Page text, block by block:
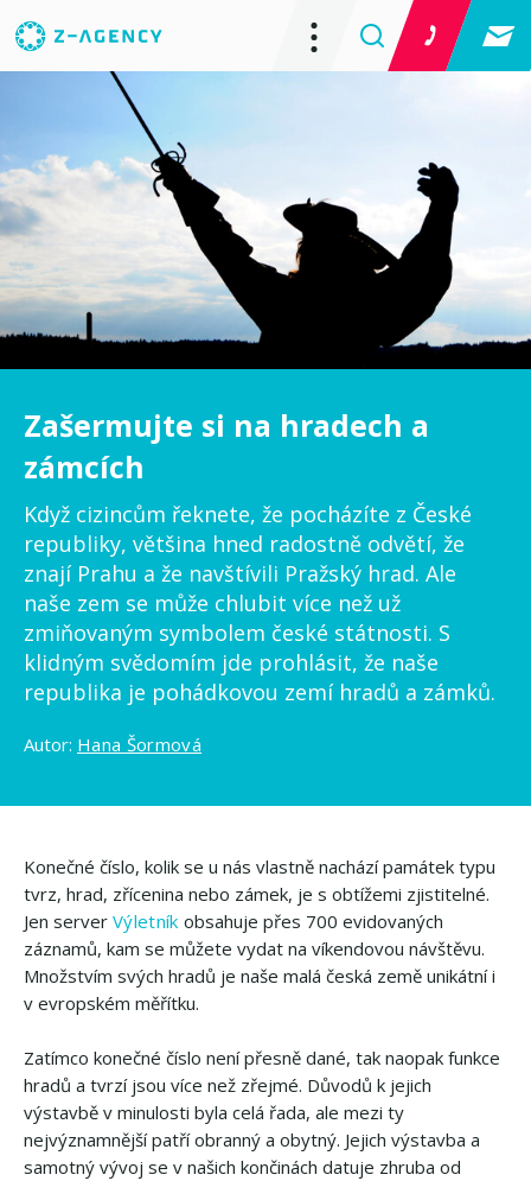
Zašermujte si na hradech a
zámcích
Když cizincům řeknete, že pocházíte z České
republiky, většina hned radostně odvětí, že
znají Prahu a že navštívili Pražský hrad. Ale
naše zem se může chlubit více než už
zmiňovaným symbolem české státnosti. S
klidným svědomím jde prohlásit, že naše
republika je pohádkovou zemí hradů a zámků.
Autor: Hana Šormová
Konečné číslo, kolik se u nás vlastně nachází památek typu
tvrz, hrad, zřícenina nebo zámek, je s obtížemi zjistitelné.
Jen server Výletník obsahuje přes 700 evidovaných
záznamů, kam se můžete vydat na víkendovou návštěvu.
Množstvím svých hradů je naše malá česká země unikátní i
v evropském měřítku.
Zatímco konečné číslo není přesně dané, tak naopak funkce
hradů a tvrzí jsou více než zřejmé. Důvodů k jejich
výstavbě v minulosti byla celá řada, ale mezi ty
nejvýznamnější patří obranný a obytný. Jejich výstavba a
samotný vývoj se v našich končinách datuje zhruba od